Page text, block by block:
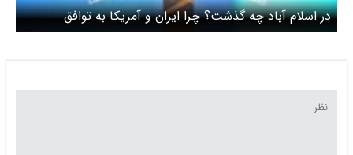
در اسلام آباد چه گذشت؟ چرا ایران و آمریکا به توافق
نرسیدند؟